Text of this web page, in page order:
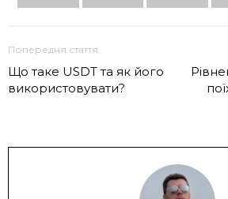
Попередня стаття
Що таке USDT та як його
використовувати?